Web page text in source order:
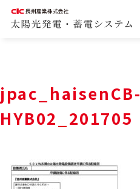
jpac_haisenCB-
HYB02_201705